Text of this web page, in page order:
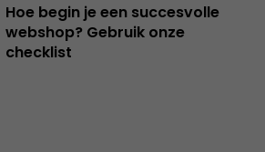
Hoe begin je een succesvolle
webshop? Gebruik onze
checklist